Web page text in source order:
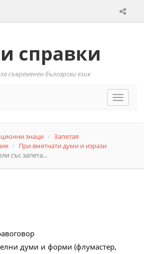
справки
съвременен български език
Toggle
знаци
Запетая
При вметнати думи и изрази
със запета...
думи и форми (флумастер,